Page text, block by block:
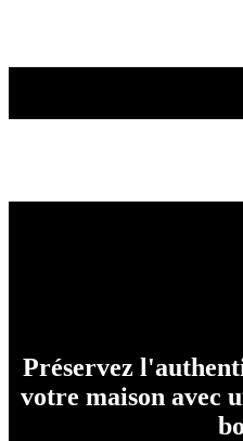
Préservez
votre maison avec